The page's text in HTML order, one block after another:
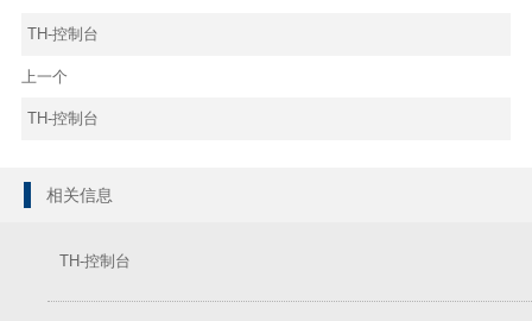
TH-控制台
上一个
TH-控制台
相关信息
TH-控制台